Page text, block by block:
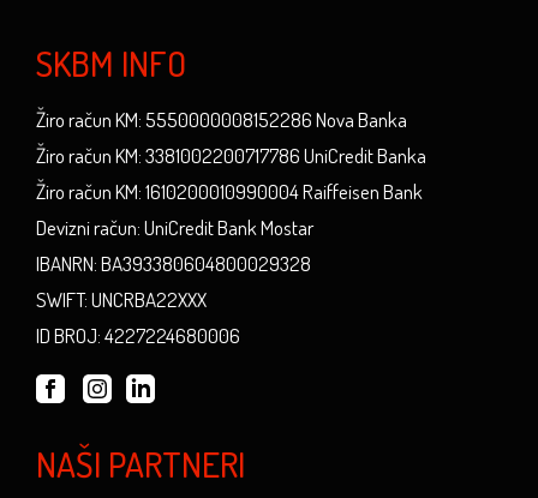
SKBM INFO
Žiro račun KM: 5550000008152286 Nova Banka
Žiro račun KM: 3381002200717786 UniCredit Banka
Žiro račun KM: 1610200010990004 Raiffeisen Bank
Devizni račun: UniCredit Bank Mostar
IBANRN: BA393380604800029328
SWIFT: UNCRBA22XXX
ID BROJ: 4227224680006
NAŠI PARTNERI